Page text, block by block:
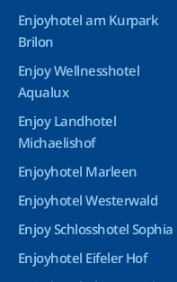
Enjoyhotel am Kurpark
Brilon
Enjoy Wellnesshotel
Aqualux
Enjoy Landhotel
Michaelishof
Enjoyhotel Marleen
Enjoyhotel Westerwald
Enjoy Schlosshotel Sophia
Enjoyhotel Eifeler Hof